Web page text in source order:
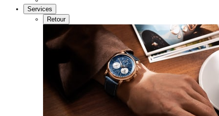
Services
Retour